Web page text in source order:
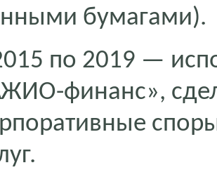
бумагами).
по 2019 —
финанс»,